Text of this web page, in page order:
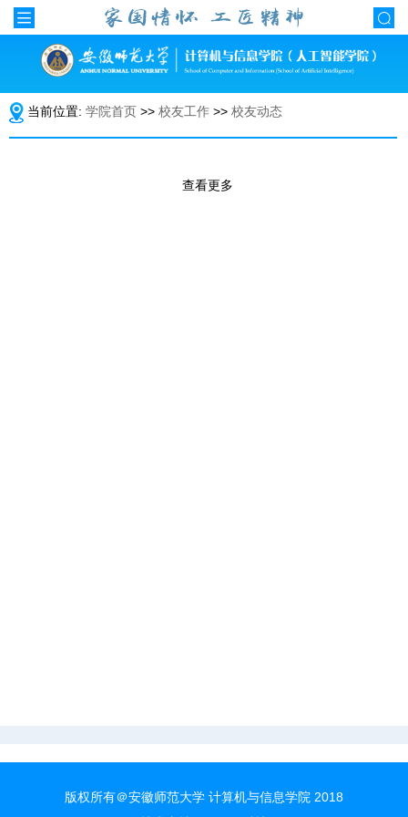
当前位置: 学院首页 >> 校友工作 >> 校友动态
查看更多
版权所有＠安徽师范大学 计算机与信息学院 2018